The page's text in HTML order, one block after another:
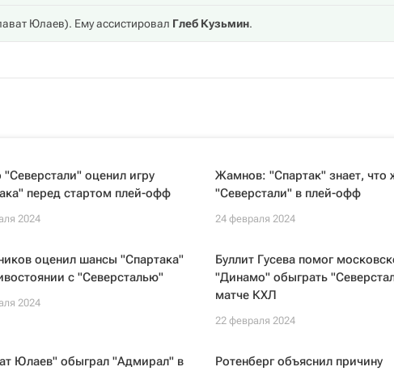
Юлаев). Ему ассистировал Глеб Кузьмин.
"Северстали" оценил игру
перед стартом плей-офф
2024
Жамнов: "Спартак" знает, что
"Северстали" в плей-офф
24 февраля 2024
оценил шансы "Спартака"
с "Северсталью"
2024
Буллит Гусева помог
"Динамо" обыграть
матче КХЛ
22 февраля 2024
Юлаев" обыграл "Адмирал" в
Ротенберг объяснил причину